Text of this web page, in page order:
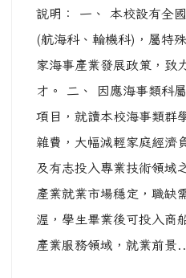
說明： 一、 本校設有全
(航海科、輪機科)，屬特
家海事產業發展政策，致
才。 二、 因應海事類科
項目，就讀本校海事類群
雜費，大幅減輕家庭經濟
及有志投入專業技術領域
產業就業市場穩定，職缺
渥，學生畢業後可投入商
產業服務領域，就業前景